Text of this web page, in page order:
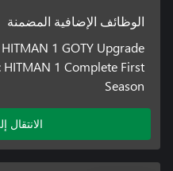
الوظائف الإضافية المضمنة
1 GOTY Upgrade
HITMAN 1 Complete First
Season
الانتقال